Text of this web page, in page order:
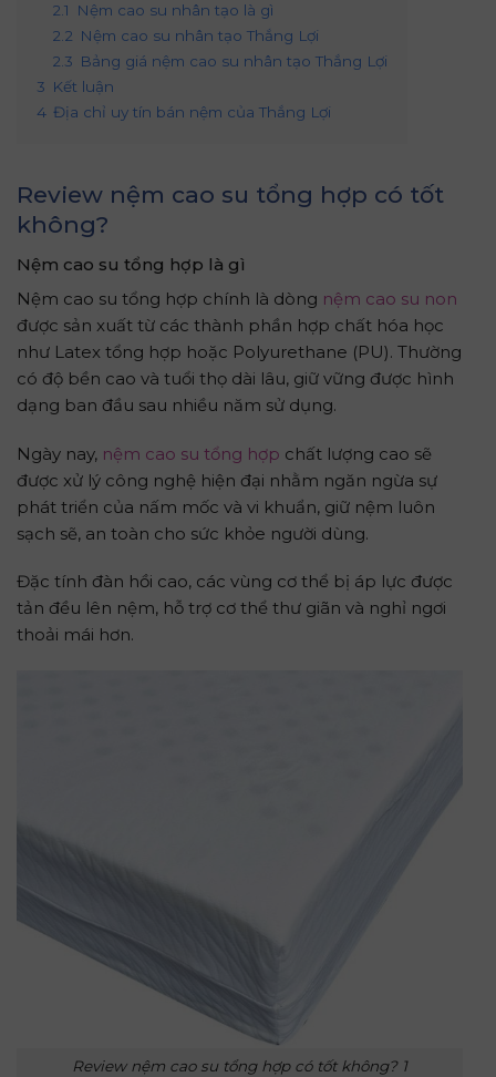
2.1
Nệm cao su nhân tạo là gì
2.2 Nệm cao su nhân tạo Thắng Lợi
2.3 Bảng giá nệm cao su nhân tạo Thắng Lợi
3 Kết luận
4 Địa chỉ uy tín bán nệm của Thắng Lợi
Review nệm cao su tổng hợp có tốt
không?
Nệm cao su tổng hợp là gì
Nệm cao su tổng hợp chính là dòng nệm cao su non
được sản xuất từ các thành phần hợp chất hóa học
như Latex tổng hợp hoặc Polyurethane (PU). Thường
có độ bền cao và tuổi thọ dài lâu, giữ vững được hình
dạng ban đầu sau nhiều năm sử dụng.
Ngày nay, nệm cao su tổng hợp chất lượng cao sẽ
được xử lý công nghệ hiện đại nhằm ngăn ngừa sự
phát triển của nấm mốc và vi khuẩn, giữ nệm luôn
sạch sẽ, an toàn cho sức khỏe người dùng.
Đặc tính đàn hồi cao, các vùng cơ thể bị áp lực được
tản đều lên nệm, hỗ trợ cơ thể thư giãn và nghỉ ngơi
thoải mái hơn.
Review nệm cao su tổng hợp có tốt không? 1